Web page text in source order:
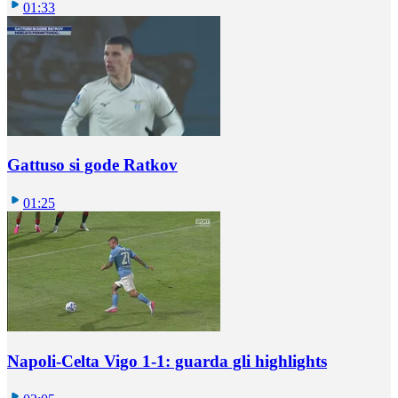
01:33
Gattuso si gode Ratkov
01:25
Napoli-Celta Vigo 1-1: guarda gli highlights